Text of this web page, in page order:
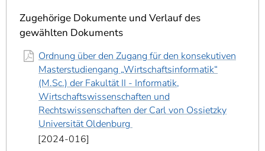
Informationen zur
Barrierefreiheit
Zugehörige Dokumente und Verlauf des
gewählten Dokuments
Ordnung über den Zugang für den konsekutiven
Masterstudiengang „Wirtschaftsinformatik“
(M.Sc.) der Fakultät II - Informatik,
Wirtschaftswissenschaften und
Rechtswissenschaften der Carl von Ossietzky
Universität Oldenburg
2024-016